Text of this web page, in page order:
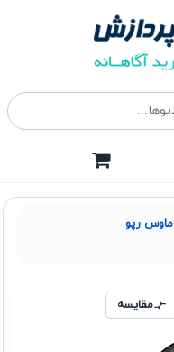
ماوس رپو
مقایسه